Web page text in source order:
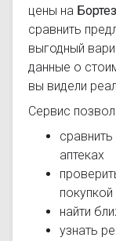
цены на
сравнить
выгодный
данные о
вы видели
Сервис
аптеках
покупкой
найти
узнать